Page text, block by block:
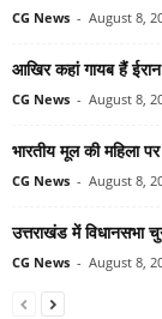
CG News - August 8,
आखिर कहां गायब हैं
CG News - August 8,
भारतीय मूल की महिला
CG News - August 8,
उत्तराखंड में विधानसभा
CG News - August 8,